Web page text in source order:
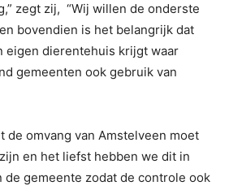
zegt zij, “Wij willen de onderste
bovendien is het belangrijk dat
eigen dierentehuis krijgt waar
gemeenten ook gebruik van
de omvang van Amstelveen moet
en het liefst hebben we dit in
de gemeente zodat de controle ook